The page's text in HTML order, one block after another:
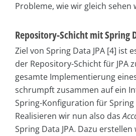
Probleme, wie wir gleich sehen
Repository-Schicht mit Spring
Ziel von Spring Data JPA [4] ist
der Repository-Schicht für JPA
gesamte Implementierung
schrumpft zusammen auf ein
Spring-Konfiguration für Spring
Realisieren wir nun also das
Spring Data JPA. Dazu